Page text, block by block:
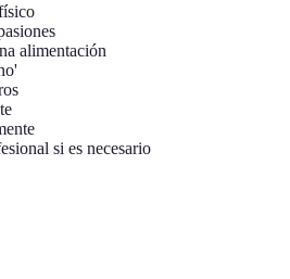
alimentación
si es necesario